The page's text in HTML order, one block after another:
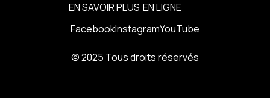
EN SAVOIR PLUS EN LIGNE
FacebookInstagramYouTube
© 2025 Tous droits réservés